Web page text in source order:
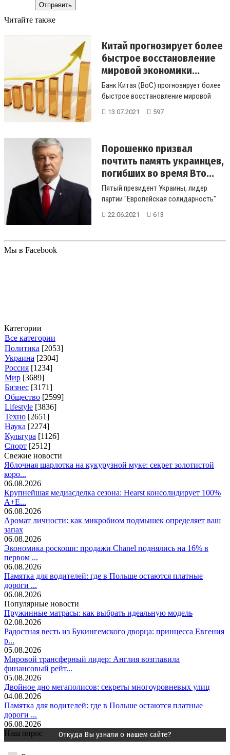
Отправить
Читайте также
Китай прогнозирует более
быстрое восстановление
мировой экономики...
Банк Китая (BoC) прогнозирует более
быстрое восстановление мировой
экономики во второй половине этог...
13.07.2021 597
Порошенко призвал
почтить память украинцев,
погибших во время Вто...
Пятый президент Украины, лидер
партии "Европейская солидарность"
Петр Порошенко в День ...
22.06.2021 613
Мы в Facebook
Категории
Все категории
Политика [2053]
Украина [2304]
Россия [1234]
Мир [3689]
Бизнес [3171]
Общество [2599]
Lifestyle [3836]
Техно [2651]
Наука [2274]
Культура [1126]
Спорт [2512]
Свежие новости
Яблочная шарлотка на кукурузной муке: секрет золотистой
коро...
06.08.2026
Крупнейшая медиасделка сезона: Hearst консолидирует 100%
A+E...
06.08.2026
Аромат личности: как микробиом подмышек определяет ваш
запах
06.08.2026
Экономика роскоши: продажи Chanel поднялись на 16% в
первом ...
06.08.2026
Памятка для водителей: где в Польше остаются платные
дороги ...
06.08.2026
Популярные новости
Пружинные матрасы: как выбрать идеальную модель
02.08.2026
Радостная весть из Букингемского дворца: принцесса Евгения
р...
05.08.2026
Мировой трансферный лидер: Англия возглавила
финансовый рейт...
05.08.2026
Двойное дно мегаполисов: секреты многоуровневых улиц
04.08.2026
Памятка для водителей: где в Польше остаются платные
дороги ...
06.08.2026
Наш опрос
Откуда Вы узнали о нашем сайте?